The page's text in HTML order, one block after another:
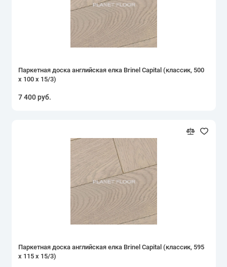
Паркетная доска английская елка Brinel Capital (классик, 500
х 100 х 15/3)
7 400 руб.
Паркетная доска английская елка Brinel Capital (классик, 595
х 115 х 15/3)